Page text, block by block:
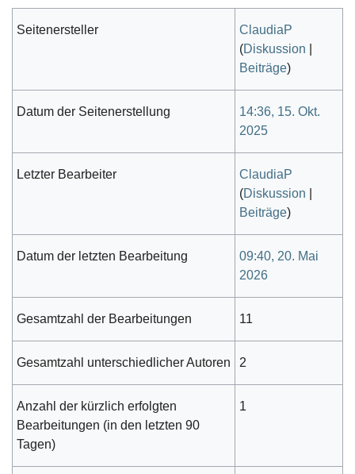
Seitenersteller
ClaudiaP
(Diskussion
Beiträge)
Datum der Seitenerstellung
14:36, 15. Okt.
2025
Letzter Bearbeiter
ClaudiaP
(Diskussion
Beiträge)
Datum der letzten Bearbeitung
09:40, 20. Mai
2026
Gesamtzahl der Bearbeitungen 11
Gesamtzahl unterschiedlicher Autoren 2
Anzahl der kürzlich erfolgten
Bearbeitungen (in den letzten 90
Tagen)
1